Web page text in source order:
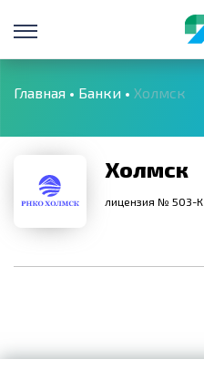
Главная Банки Холмск
Холмск
лицензия № 503-К